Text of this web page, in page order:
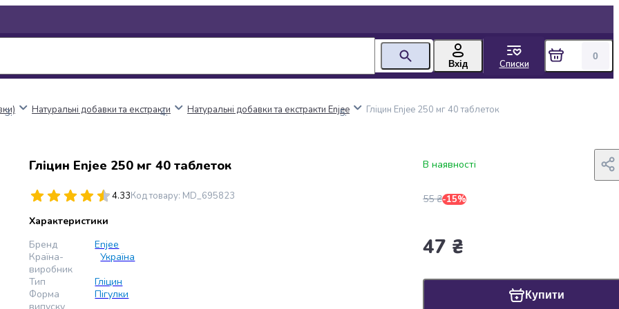
Вхід Списки
0
Натуральні добавки та екстракти Натуральні добавки та екстракти Enjee Гліцин Enjee 250 мг 40 таблеток
Гліцин Enjee 250 мг 40 таблеток
4.33Код товару: MD_695823
Характеристики
Бренд
Enjee
Країна-
виробник
Україна
Тип
Гліцин
Форма
Пігулки
В наявності
55 ₴-15%
47 ₴
Купити